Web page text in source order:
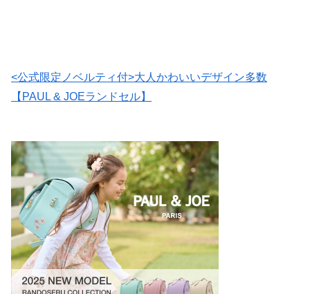
<公式限定ノベルティ付>大人かわいいデザイン多数
【PAUL & JOEランドセル】